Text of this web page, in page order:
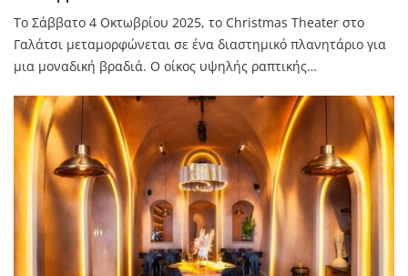
Το Σάββατο 4 Οκτωβρίου 2025, το Christmas Theater στο
Γαλάτσι μεταμορφώνεται σε ένα διαστημικό πλανητάριο για
μια μοναδική βραδιά. Ο οίκος υψηλής ραπτικής…